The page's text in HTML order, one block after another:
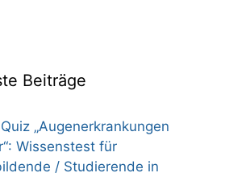
Beiträge
„Augenerkrankungen
Wissenstest für
/ Studierende in